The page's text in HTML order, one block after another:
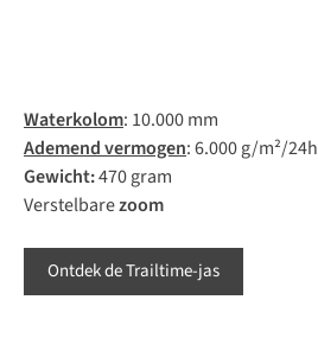
Waterkolom: 10.000 mm
Ademendvermogen: 6.000 g/m²/24h
Gewicht:470 gram
Verstelbarezoom
Ontdek de Trailtime-jas